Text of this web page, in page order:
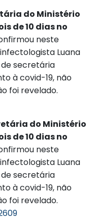
do Ministério
de 10 dias no
neste
Luana
secretária
à covid-19, não
foi revelado.
do Ministério
de 10 dias no
neste
Luana
secretária
à covid-19, não
foi revelado.